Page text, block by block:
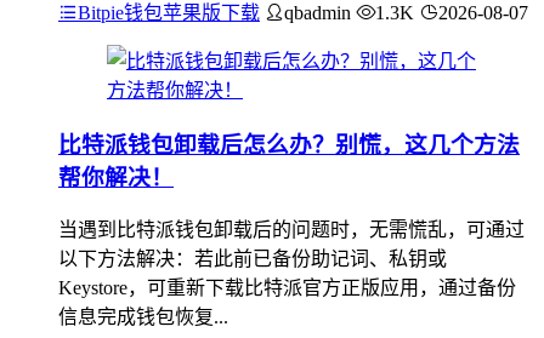
Bitpie钱包苹果版下载 qbadmin 1.3K 2026-08-07
比特派钱包卸载后怎么办？别慌，这几个方法
帮你解决！
当遇到比特派钱包卸载后的问题时，无需慌乱，可通过
以下方法解决：若此前已备份助记词、私钥或
Keystore，可重新下载比特派官方正版应用，通过备份
信息完成钱包恢复...